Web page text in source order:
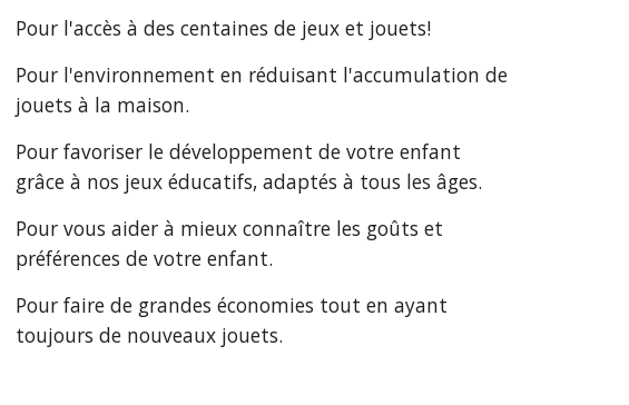
Pour l'accès à des centaines de jeux et jouets!
Pour l'environnement en réduisant l'accumulation de
jouets à la maison.
Pour favoriser le développement de votre enfant
grâce à nos jeux éducatifs, adaptés à tous les âges.
Pour vous aider à mieux connaître les goûts et
préférences de votre enfant.
Pour faire de grandes économies tout en ayant
toujours de nouveaux jouets.